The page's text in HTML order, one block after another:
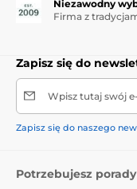
Niezawodny
Firma z
Zapisz się do
Wpisz tutaj swój
Zapisz się do naszego
Potrzebujesz porady